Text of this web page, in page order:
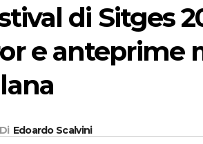
di Sitges
e anteprime
Di Edoardo Scalvini